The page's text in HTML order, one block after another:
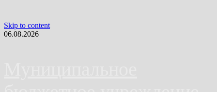
Skip to content
06.08.2026